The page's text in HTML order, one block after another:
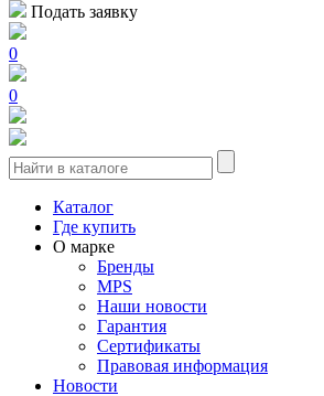
Подать заявку
0
0
Каталог
Где купить
О марке
Бренды
MPS
Наши новости
Гарантия
Сертификаты
Правовая информация
Новости